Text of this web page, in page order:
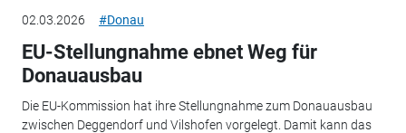
02.03.2026 #Donau
EU-Stellungnahme ebnet Weg für
Donauausbau
Die EU-Kommission hat ihre Stellungnahme zum Donauausbau
zwischen Deggendorf und Vilshofen vorgelegt. Damit kann das